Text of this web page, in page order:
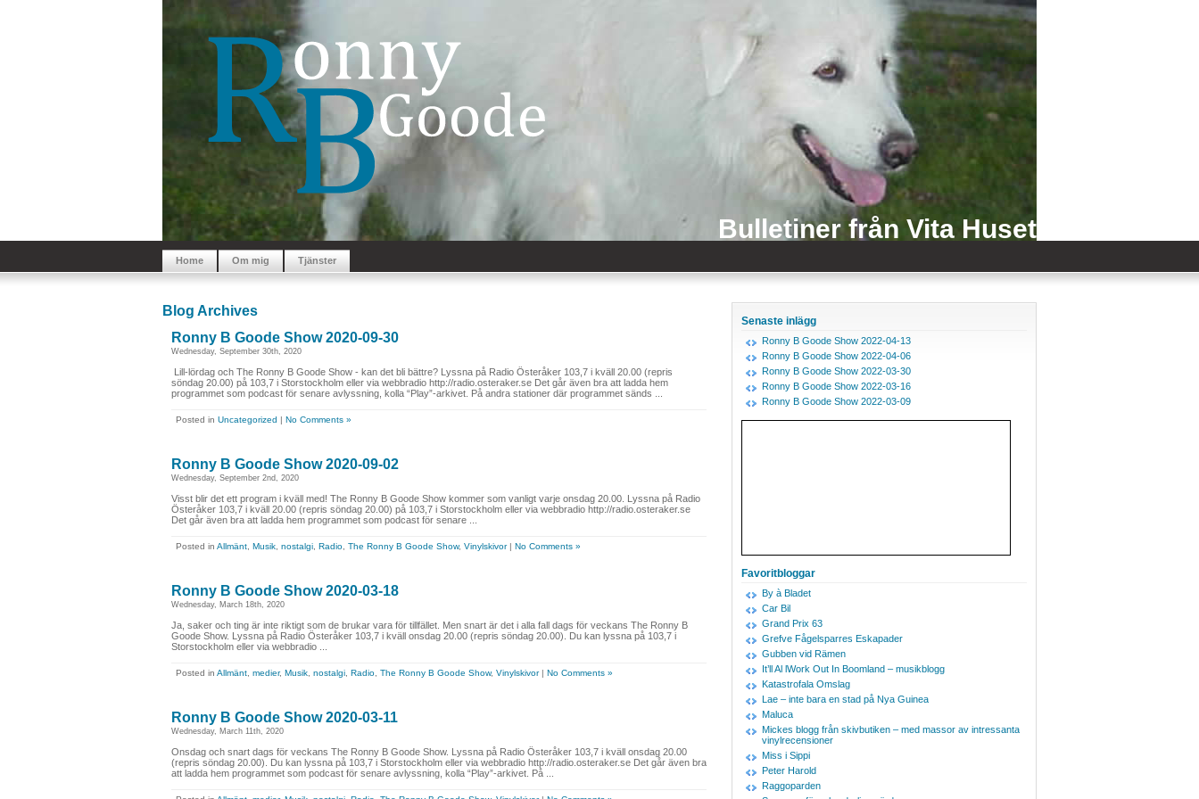
Bulletiner från Vita Huset
Home Om mig Tjänster
Blog Archives
Ronny B Goode Show 2020-09-30
Wednesday, September 30th, 2020
Lill-lördag och The Ronny B Goode Show - kan det bli bättre? Lyssna på Radio Österåker 103,7 i kväll 20.00 (repris
söndag 20.00) på 103,7 i Storstockholm eller via webbradio http://radio.osteraker.se Det går även bra att ladda hem
programmet som podcast för senare avlyssning, kolla “Play”-arkivet. På andra stationer där programmet sänds ...
Posted in Uncategorized | No Comments »
Ronny B Goode Show 2020-09-02
Wednesday, September 2nd, 2020
Visst blir det ett program i kväll med! The Ronny B Goode Show kommer som vanligt varje onsdag 20.00. Lyssna på Radio
Österåker 103,7 i kväll 20.00 (repris söndag 20.00) på 103,7 i Storstockholm eller via webbradio http://radio.osteraker.se
Det går även bra att ladda hem programmet som podcast för senare ...
Posted in Allmänt Musik nostalgi Radio The Ronny B Goode Show, Vinylskivor| No Comments »
Ronny B Goode Show 2020-03-18
Wednesday, March 18th, 2020
Ja, saker och ting är inte riktigt som de brukar vara för tillfället. Men snart är det i alla fall dags för veckans The Ronny B
Goode Show. Lyssna på Radio Österåker 103,7 i kväll onsdag 20.00 (repris söndag 20.00). Du kan lyssna på 103,7 i
Storstockholm eller via webbradio ...
Posted in Allmänt medier, Musik nostalgi Radio The Ronny B Goode Show, Vinylskivor| No Comments »
Ronny B Goode Show 2020-03-11
Wednesday, March 11th, 2020
Onsdag och snart dags för veckans The Ronny B Goode Show. Lyssna på Radio Österåker 103,7 i kväll onsdag 20.00
(repris söndag 20.00). Du kan lyssna på 103,7 i Storstockholm eller via webbradio http://radio.osteraker.se Det går även bra
att ladda hem programmet som podcast för senare avlyssning, kolla “Play”-arkivet. På ...
Senaste inlägg
Ronny B Goode Show 2022-04-13
Ronny B Goode Show 2022-04-06
Ronny B Goode Show 2022-03-30
Ronny B Goode Show 2022-03-16
Ronny B Goode Show 2022-03-09
Favoritbloggar
By à Bladet
Car Bil
Grand Prix 63
Grefve Fågelsparres Eskapader
Gubben vid Rämen
It’ll Al lWork Out In Boomland – musikblogg
Katastrofala Omslag
Lae – inte bara en stad på Nya Guinea
Maluca
Mickes blogg från skivbutiken – med massor av intressanta
vinylrecensioner
Miss i Sippi
Peter Harold
Raggoparden